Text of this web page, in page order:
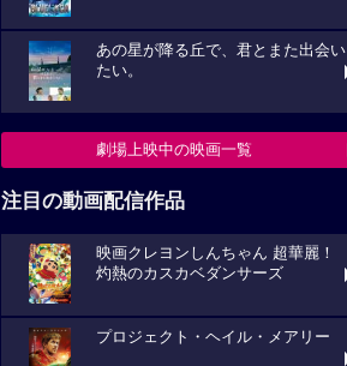
あの星が降る丘で、君とまた出会い
たい。
劇場上映中の映画一覧
注目の動画配信作品
映画クレヨンしんちゃん 超華麗！
灼熱のカスカベダンサーズ
プロジェクト・ヘイル・メアリー